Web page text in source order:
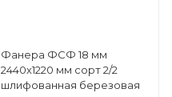
Фанера ФСФ 18 мм
2440х1220 мм сорт 2/2
шлифованная березовая